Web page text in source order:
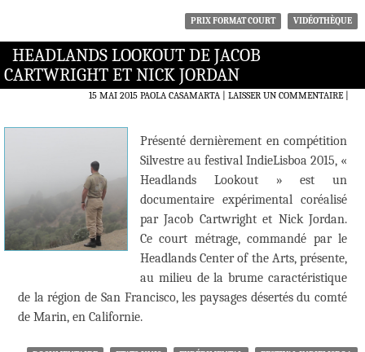
PRIX FORMAT COURT VIDÉOTHÈQUE
HEADLANDS LOOKOUT DE JACOB
CARTWRIGHT ET NICK JORDAN
15 MAI 2015 PAOLA CASAMARTA LAISSER UN COMMENTAIRE|
Présenté dernièrement en compétition
Silvestre au festival IndieLisboa 2015, «
Headlands Lookout » est un
documentaire expérimental coréalisé
par Jacob Cartwright et Nick Jordan.
Ce court métrage, commandé par le
Headlands Center of the Arts, présente,
au milieu de la brume caractéristique
de la région de San Francisco, les paysages désertés du comté
de Marin, en Californie.